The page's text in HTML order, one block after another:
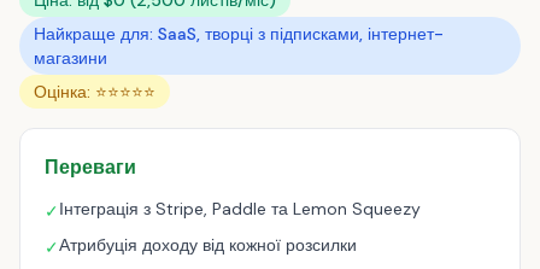
Найкраще для: SaaS, творці з підписками, інтернет-
магазини
Оцінка: ⭐⭐⭐⭐⭐
Переваги
✓Інтеграція з Stripe, Paddle та Lemon Squeezy
✓Атрибуція доходу від кожної розсилки